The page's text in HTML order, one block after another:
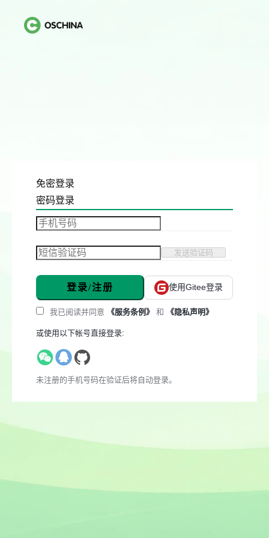
免密登录
密码登录
发送验证码
登录/注册 使用Gitee登录
我已阅读并同意 《服务条例》 和 《隐私声明》
或使用以下帐号直接登录:
未注册的手机号码在验证后将自动登录。